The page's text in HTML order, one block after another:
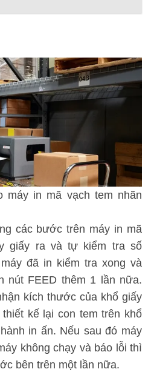
máy in mã vạch tem nhãn
các bước trên máy in mã
giấy ra và tự kiểm tra số
đã in kiểm tra xong và
nút FEED thêm 1 lần nữa.
kích thước của khổ giấy
kế lại con tem trên khổ
in ấn. Nếu sau đó máy
không chạy và báo lỗi thì
bên trên một lần nữa.